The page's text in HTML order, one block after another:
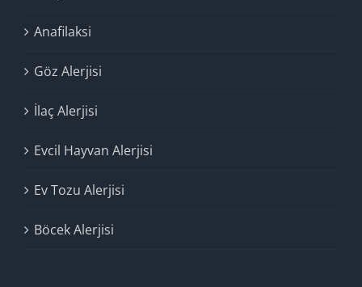
Anafilaksi
Göz Alerjisi
İlaç Alerjisi
Evcil Hayvan Alerjisi
Ev Tozu Alerjisi
Böcek Alerjisi